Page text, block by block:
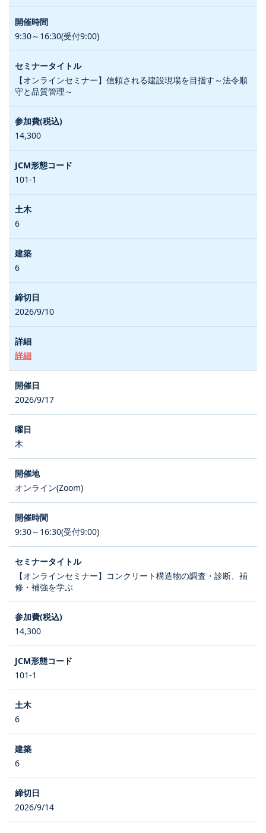
9:30～16:30(受付9:00)
【オンラインセミナー】信頼される建設現場を目指す～法令順
守と品質管理～
14,300
101-1
6
6
2026/9/10
詳細
2026/9/17
木
オンライン(Zoom)
9:30～16:30(受付9:00)
【オンラインセミナー】コンクリート構造物の調査・診断、補
修・補強を学ぶ
14,300
101-1
6
6
2026/9/14